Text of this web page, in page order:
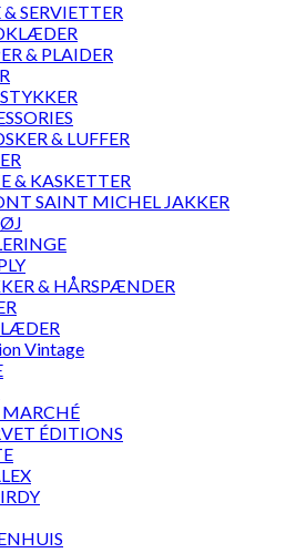
SERVIETTER
& PLAIDER
& LUFFER
& KASKETTER
SAINT MICHEL JAKKER
& HÅRSPÆNDER
Vintage
MARCHÉ
ÉDITIONS